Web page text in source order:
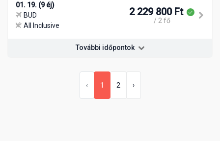
01. 19. (9 éj)
BUD
All Inclusive
2 229 800 Ft
/ 2 fő
További időpontok
‹ 1 2 ›